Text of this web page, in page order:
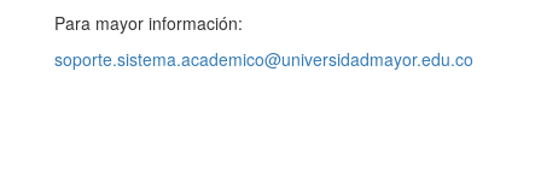
Para mayor información:
soporte.sistema.academico@universidadmayor.edu.co